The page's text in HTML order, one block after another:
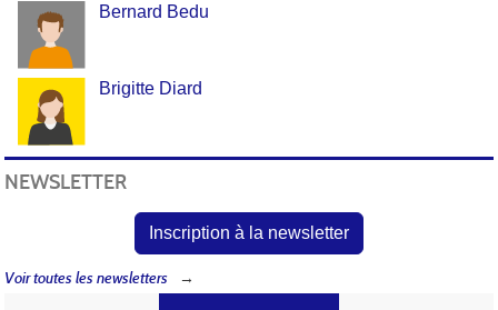
Bernard Bedu
Brigitte Diard
NEWSLETTER
Inscription à la newsletter
Voir toutes les newsletters